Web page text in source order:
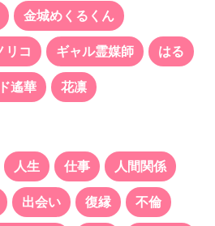
金城めくるくん
リコ ギャル霊媒師 はる
遙華 花凛
人生 仕事 人間関係
出会い 復縁 不倫